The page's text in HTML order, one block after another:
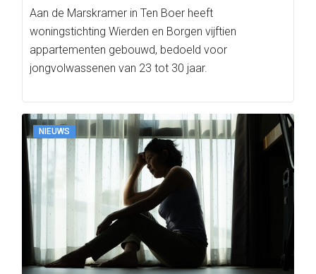
Aan de Marskramer in Ten Boer heeft
woningstichting Wierden en Borgen vijftien
appartementen gebouwd, bedoeld voor
jongvolwassenen van 23 tot 30 jaar.
NIEUWS